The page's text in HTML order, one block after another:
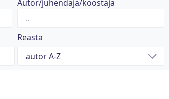
Autor/juhendaja/koostaja
Reasta